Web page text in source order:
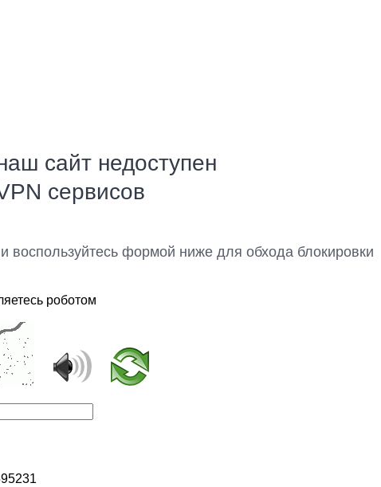
сайт недоступен
сервисов
воспользуйтесь формой ниже для обхода блокировки
роботом